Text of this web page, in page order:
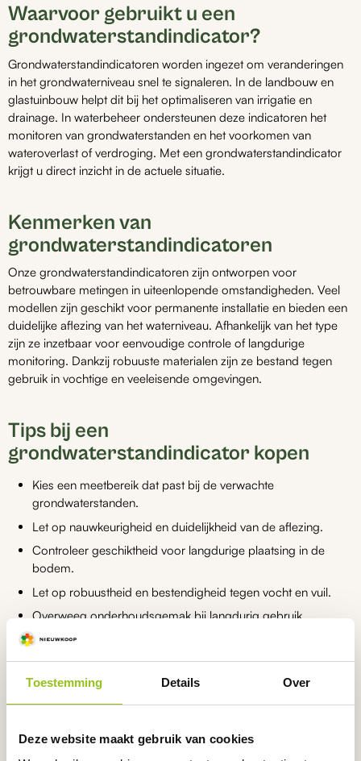
Toestemming Details Over
Deze website maakt gebruik van cookies
meerdere
variaties.
Deze
optie
kan
gekozen
worden
op
de
productpagina
Waarvoor gebruikt u een
grondwaterstandindicator?
Grondwaterstandindicatoren worden ingezet om veranderingen
in het grondwaterniveau snel te signaleren. In de landbouw en
glastuinbouw helpt dit bij het optimaliseren van irrigatie en
drainage. In waterbeheer ondersteunen deze indicatoren het
monitoren van grondwaterstanden en het voorkomen van
wateroverlast of verdroging. Met een grondwaterstandindicator
krijgt u direct inzicht in de actuele situatie.
Kenmerken van
grondwaterstandindicatoren
Onze grondwaterstandindicatoren zijn ontworpen voor
betrouwbare metingen in uiteenlopende omstandigheden. Veel
modellen zijn geschikt voor permanente installatie en bieden een
duidelijke aflezing van het waterniveau. Afhankelijk van het type
zijn ze inzetbaar voor eenvoudige controle of langdurige
monitoring. Dankzij robuuste materialen zijn ze bestand tegen
gebruik in vochtige en veeleisende omgevingen.
Tips bij een
grondwaterstandindicator kopen
Kies een meetbereik dat past bij de verwachte
grondwaterstanden.
Let op nauwkeurigheid en duidelijkheid van de aflezing.
Controleer geschiktheid voor langdurige plaatsing in de
bodem.
Let op robuustheid en bestendigheid tegen vocht en vuil.
Overweeg onderhoudsgemak bij langdurig gebruik.
heeft u nodig?